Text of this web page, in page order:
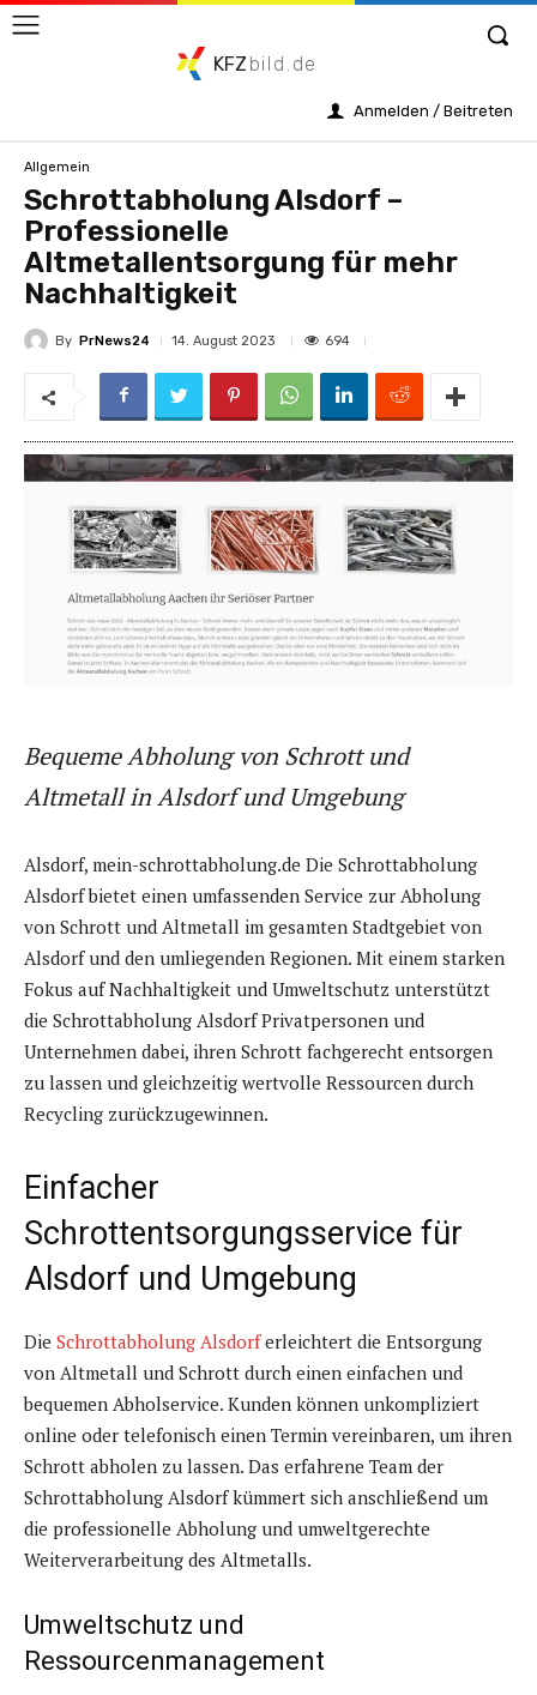
KFZ bild.de
Anmelden / Beitreten
Allgemein
Schrottabholung Alsdorf –
Professionelle
Altmetallentsorgung für mehr
Nachhaltigkeit
By PrNews24 14. August 2023 694
Bequeme Abholung von Schrott und
Altmetall in Alsdorf und Umgebung
Alsdorf, mein-schrottabholung.de Die Schrottabholung
Alsdorf bietet einen umfassenden Service zur Abholung
von Schrott und Altmetall im gesamten Stadtgebiet von
Alsdorf und den umliegenden Regionen. Mit einem starken
Fokus auf Nachhaltigkeit und Umweltschutz unterstützt
die Schrottabholung Alsdorf Privatpersonen und
Unternehmen dabei, ihren Schrott fachgerecht entsorgen
zu lassen und gleichzeitig wertvolle Ressourcen durch
Recycling zurückzugewinnen.
Einfacher
Schrottentsorgungsservice für
Alsdorf und Umgebung
Die Schrottabholung Alsdorferleichtert die Entsorgung
von Altmetall und Schrott durch einen einfachen und
bequemen Abholservice. Kunden können unkompliziert
online oder telefonisch einen Termin vereinbaren, um ihren
Schrott abholen zu lassen. Das erfahrene Team der
Schrottabholung Alsdorf kümmert sich anschließend um
die professionelle Abholung und umweltgerechte
Weiterverarbeitung des Altmetalls.
Umweltschutz und
Ressourcenmanagement